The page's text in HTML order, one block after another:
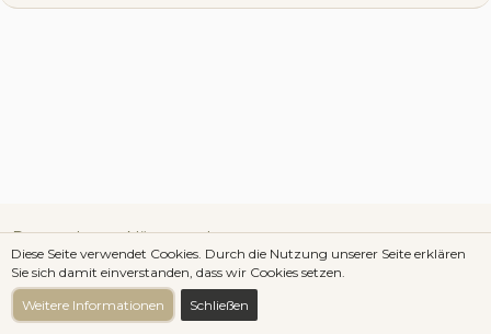
Datenschutzerklärung Impressum
Community-Software:WoltLab Suite™ 3.1.29
Diese Seite verwendet Cookies. Durch die Nutzung unserer Seite erklären
Sie sich damit einverstanden, dass wir Cookies setzen.
Weitere Informationen
Schließen